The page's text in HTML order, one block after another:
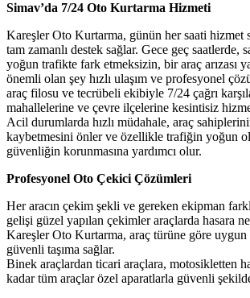
Simav’da 7/24 Oto Kurtarma Hizmeti
Kareşler Oto Kurtarma, günün her saati hizmet
tam zamanlı destek sağlar. Gece geç saatlerde,
yoğun trafikte fark etmeksizin, bir araç arızası
önemli olan şey hızlı ulaşım ve profesyonel
araç filosu ve tecrübeli ekibiyle 7/24 çağrı
mahallelerine ve çevre ilçelerine kesintisiz
Acil durumlarda hızlı müdahale, araç
kaybetmesini önler ve özellikle trafiğin yoğun
güvenliğin korunmasına yardımcı olur.
Profesyonel Oto Çekici Çözümleri
Her aracın çekim şekli ve gereken ekipman
gelişi güzel yapılan çekimler araçlarda hasara
Kareşler Oto Kurtarma, araç türüne göre
güvenli taşıma sağlar.
Binek araçlardan ticari araçlara, motosikletten
kadar tüm araçlar özel aparatlarla güvenli şekilde